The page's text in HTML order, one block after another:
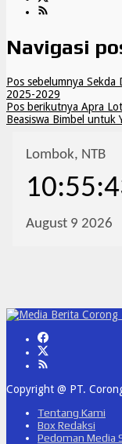
Navigasi
Pos sebelumnya Sekda
2025-2029
Pos berikutnya Apra
Beasiswa Bimbel untuk
Copyright @ PT.
Tentang Kami
Box Redaksi
Pedoman Media